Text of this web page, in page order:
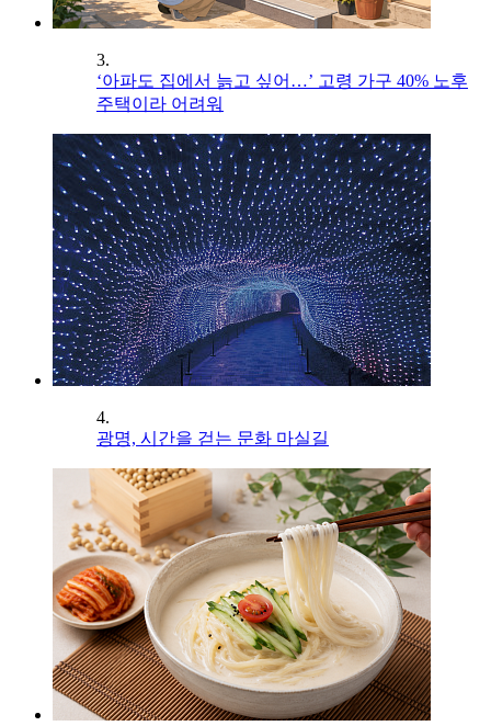
3.
‘아파도 집에서 늙고 싶어…’ 고령 가구 40% 노후
주택이라 어려워
4.
광명, 시간을 걷는 문화 마실길